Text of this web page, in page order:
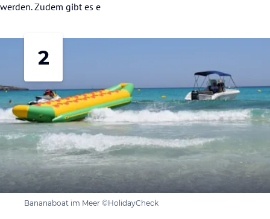
werden. Zudem gibt es e
2
Bananaboat im Meer ©HolidayCheck